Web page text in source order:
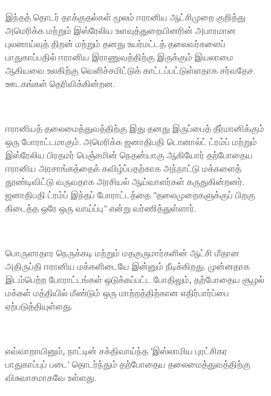
இந்தத் தொடர் தாக்குதல்கள் மூலம் ஈரானிய ஆட்சிமுறை குறித்து
அமெரிக்க மற்றும் இஸ்ரேலிய உளவுத்துறையினரின் அபாரமான
புலனாய்வுத் திறன் மற்றும் தனது உயர்மட்டத் தலைவர்களைப்
பாதுகாப்பதில் ஈரானிய இராணுவத்திற்கு இருக்கும் இயலாமை
ஆகியவை உலகிற்கு வெளிச்சமிட்டுக் காட்டப்பட்டுள்ளதாக சர்வதேச
ஊடகங்கள் தெரிவிக்கின்றன.
ஈரானியத் தலைமைத்துவத்திற்கு இது தனது இருப்பைத் தீர்மானிக்கும்
ஒரு போராட்டமாகும். அமெரிக்க ஜனாதிபதி டொனால்ட் ட்ரம்ப் மற்றும்
இஸ்ரேலிய பிரதமர் பெஞ்சமின் நெதன்யாகு ஆகியோர் தற்போதைய
ஈரானிய அரசாங்கத்தைக் கவிழ்ப்பதற்காக அந்நாட்டு மக்களைத்
தூண்டிவிட்டு வருவதாக அரசியல் ஆய்வாளர்கள் கருதுகின்றனர்.
ஜனாதிபதி ட்ரம்ப் இந்தப் போராட்டத்தை "தலைமுறைகளுக்குப் பிறகு
கிடைத்த ஒரே ஒரு வாய்ப்பு" என்று வர்ணித்துள்ளார்.
பொருளாதார நெருக்கடி மற்றும் மதகுருமார்களின் ஆட்சி மீதான
அதிருப்தி ஈரானிய மக்களிடையே இன்னும் நீடிக்கிறது. முன்னதாக
இடம்பெற்ற போராட்டங்கள் ஒடுக்கப்பட்ட போதிலும், தற்போதைய சூழல்
மக்கள் மத்தியில் மீண்டும் ஒரு மாற்றத்திற்கான எதிர்பார்ப்பை
ஏற்படுத்தியுள்ளது.
எவ்வாறாயினும், நாட்டின் சக்திவாய்ந்த 'இஸ்லாமிய புரட்சிகர
பாதுகாப்புப் படை' தொடர்ந்தும் தற்போதைய தலைமைத்துவத்திற்கு
விசுவாசமாகவே உள்ளது.